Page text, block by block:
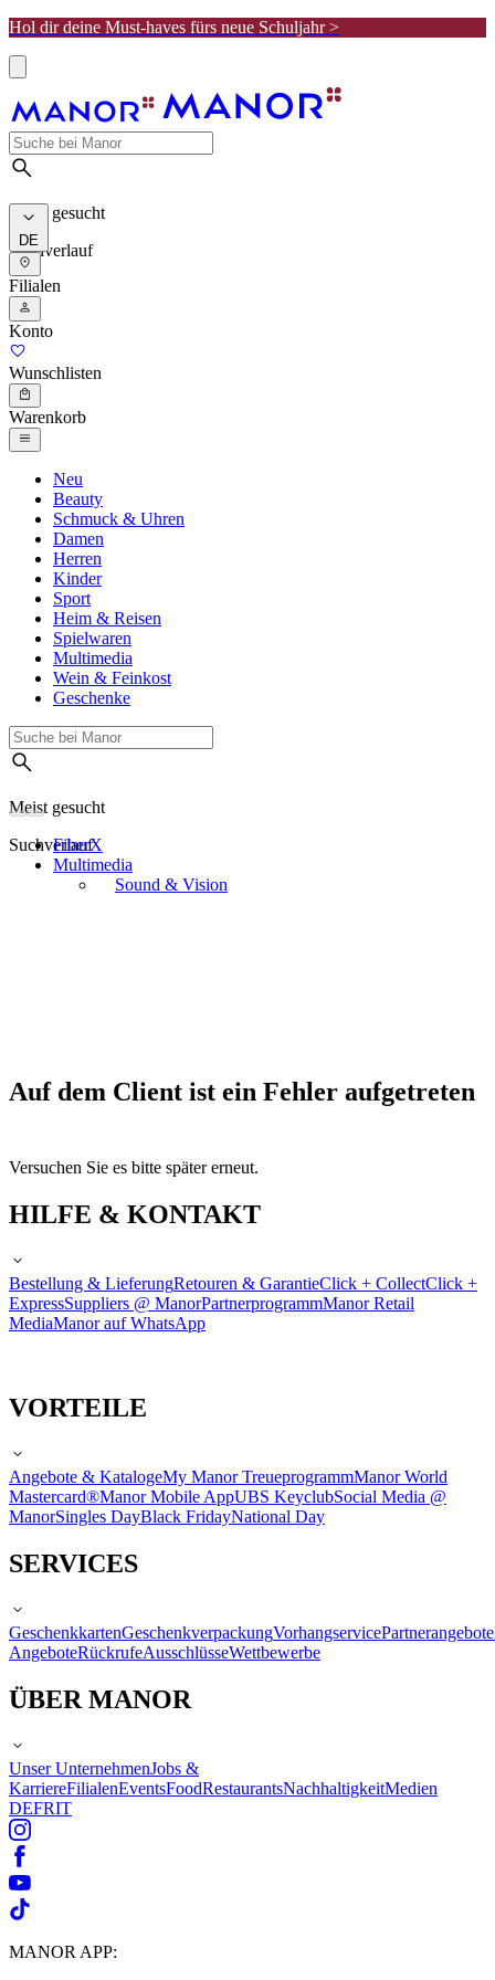
Hol dir deine Must-haves fürs neue Schuljahr >
Meist gesucht
Suchverlauf
DE
Filialen
Konto
Wunschlisten
Warenkorb
Neu
Beauty
Schmuck & Uhren
Damen
Herren
Kinder
Sport
Heim & Reisen
Spielwaren
Multimedia
Wein & Feinkost
Geschenke
Meist gesucht
Suchverlauf
FiberX
Multimedia
Sound & Vision
Auf dem Client ist ein Fehler aufgetreten
Versuchen Sie es bitte später erneut.
HILFE & KONTAKT
Bestellung & LieferungRetouren & GarantieClick + CollectClick +
ExpressSuppliers @ ManorPartnerprogrammManor Retail
MediaManor auf WhatsApp
VORTEILE
Angebote & KatalogeMy Manor TreueprogrammManor World
Mastercard®Manor Mobile AppUBS KeyclubSocial Media @
ManorSingles DayBlack FridayNational Day
SERVICES
GeschenkkartenGeschenkverpackungVorhangservicePartnerangebote
AngeboteRückrufeAusschlüsseWettbewerbe
ÜBER MANOR
Unser UnternehmenJobs &
KarriereFilialenEventsFoodRestaurantsNachhaltigkeitMedien
DEFRIT
MANOR APP: